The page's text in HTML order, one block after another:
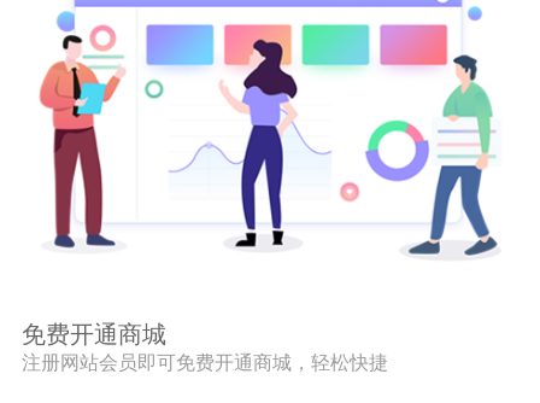
免费开通商城
注册网站会员即可免费开通商城，轻松快捷